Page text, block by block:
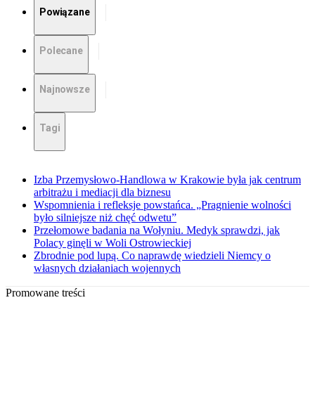
Powiązane
Polecane
Najnowsze
Tagi
Izba Przemysłowo-Handlowa w Krakowie była jak centrum
arbitrażu i mediacji dla biznesu
Wspomnienia i refleksje powstańca. „Pragnienie wolności
było silniejsze niż chęć odwetu”
Przełomowe badania na Wołyniu. Medyk sprawdzi, jak
Polacy ginęli w Woli Ostrowieckiej
Zbrodnie pod lupą. Co naprawdę wiedzieli Niemcy o
własnych działaniach wojennych
Promowane treści